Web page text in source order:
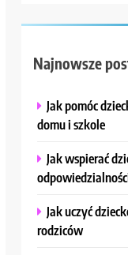
Najnowsze
Jak pomóc
domu i szkole
Jak wspierać
Jak uczyć
rodziców